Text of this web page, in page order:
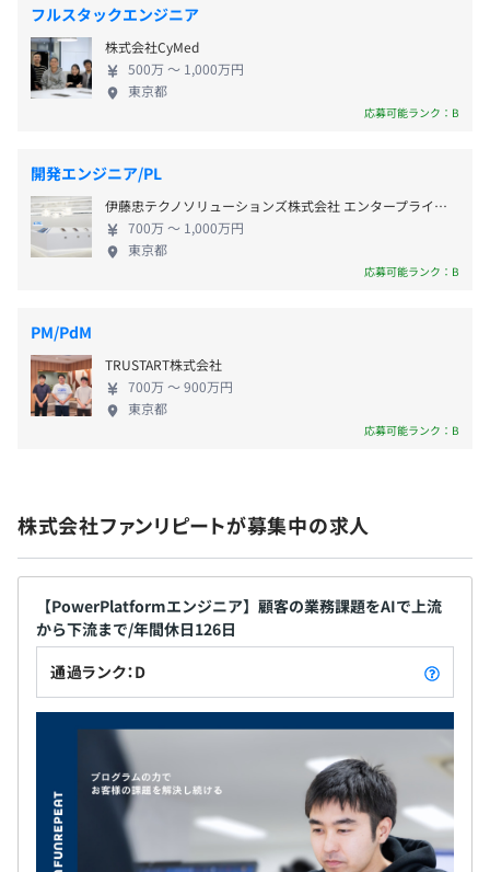
タ移行へ広がり、最終的にはステータス・売上管理まで束
ねる業務システムへ発展した。API連携改修やAWS移行、
データ名寄せまで、設計から実装まで一気通貫で担った。
②OCRから、レガシー基幹システムのリプレイスへ
解。まずOCRで転記作業を簡略化し、そこから非同期イベ
ント駆動アーキテクチャへインフラを複雑化させた。契約
書をWord風に自動生成する仕組みを経て、いまは基幹シ
ステムのリプレイスへ発展している。
一つのパートナーを起点に、業種も技術課題も異なる2案
件へ。しかも各案件が、入口の一機能から業務システムの
全体構築や基幹刷新へと縦に深まる。横に広がり、縦に深
まる——その両方を一人称で経験できる。「自分が設計の
中心にいる」感覚は共通し、AI駆動開発を軸に扱うドメイ
※諸手当に記載の通り
社用PC支給
プロジェクトごとに選択、アジャイル、スクラム、テスト
駆動開発、チケット駆動開発、ドメイン駆動設計、プロト
タイピング
分
JR中央線・総武線「御茶ノ水」より徒歩7〜8分
・ 給与改定年2回
・ 賞与年2回（業績連動）
・ 通勤手当（上限3万円）
・ 社会保険完備
・ 健康診断費用負担
・社外勉強会参加費補助
・オンライン学習支援
・クラウド（AWS等）認定資格手当（月額1万円〜3万
▍勤務について
・フルリモート勤務相談可（入社後1週間は出社となりま
会社の業績に応じて支給する場合があります。
給与改定年2回(半期毎)
各種社会保険完備（健康保険、厚生年金保険、雇用保険、
労災保険）
フルスタックエンジニア
株式会社CyMed
500万 〜 1,000万円
東京都
応募可能ランク：B
開発エンジニア/PL
伊藤忠テクノソリューションズ株式会社 エンタープライズシステム開発事業部
700万 〜 1,000万円
東京都
応募可能ランク：B
PM/PdM
TRUSTART株式会社
700万 〜 900万円
東京都
応募可能ランク：B
株式会社ファンリピートが募集中の求人
【PowerPlatformエンジニア】顧客の業務課題をAIで上流
から下流まで/年間休日126日
通過ランク：D